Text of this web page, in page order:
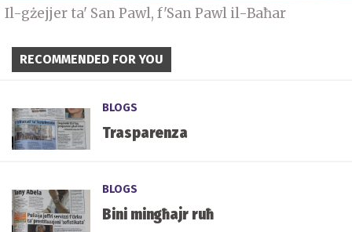
Il-gżejjer ta' San Pawl, f'San Pawl il-Baħar
RECOMMENDED FOR YOU
BLOGS
Trasparenza
BLOGS
Bini mingħajr ruħ